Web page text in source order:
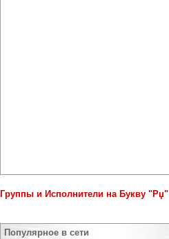
Группы и Исполнители на Букву "Рџ"
Популярное в сети